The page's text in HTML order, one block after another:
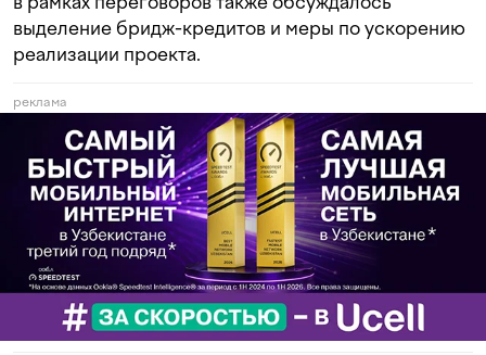
выделение бридж-кредитов и меры по ускорению
реализации проекта.
реклама